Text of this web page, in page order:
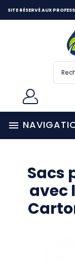
SITE RÉSERVÉ AUX

Sacs
avec